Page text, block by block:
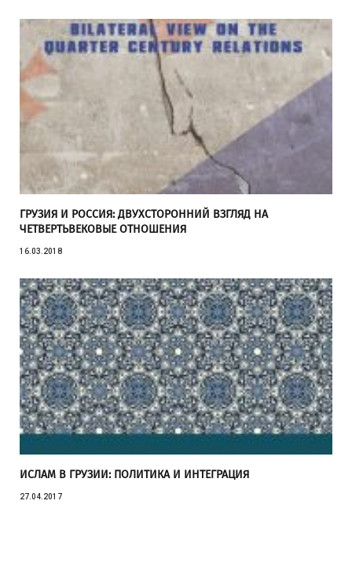
ГРУЗИЯ И РОССИЯ: ДВУХСТОРОННИЙ ВЗГЛЯД НА
ЧЕТВЕРТЬВЕКОВЫЕ ОТНОШЕНИЯ
16.03.2018
ИСЛАМ В ГРУЗИИ: ПОЛИТИКА И ИНТЕГРАЦИЯ
27.04.2017